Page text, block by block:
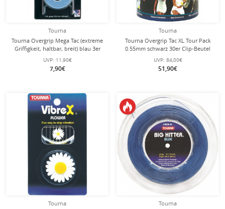
Tourna
Tourna Overgrip Mega Tac (extreme
Griffigkeit, haltbar, breit) blau 3er
UVP: 11,90€
7,90€
Tourna
Tourna Overgrip Tac XL Tour Pack
0.55mm schwarz 30er Clip-Beutel
UVP: 84,00€
51,90€
Tourna
Tourna